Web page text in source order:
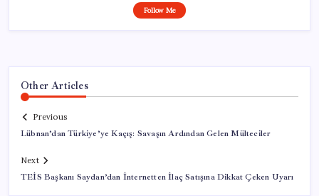
Follow Me
Other Articles
Previous
Lübnan’dan Türkiye’ye Kaçış: Savaşın Ardından Gelen Mülteciler
Next
TEİS Başkanı Saydan’dan İnternetten İlaç Satışına Dikkat Çeken Uyarı